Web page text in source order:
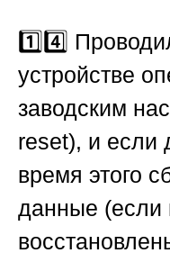
1️⃣4️⃣
устройстве
заводским
reset), и если
время этого
данные (если